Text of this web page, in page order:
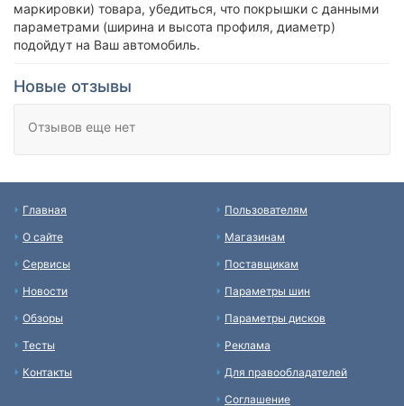
маркировки) товара, убедиться, что покрышки с данными
параметрами (ширина и высота профиля, диаметр)
подойдут на Ваш автомобиль.
Новые отзывы
Отзывов еще нет
Главная
О сайте
Сервисы
Новости
Обзоры
Тесты
Контакты
Пользователям
Магазинам
Поставщикам
Параметры шин
Параметры дисков
Реклама
Для правообладателей
Соглашение